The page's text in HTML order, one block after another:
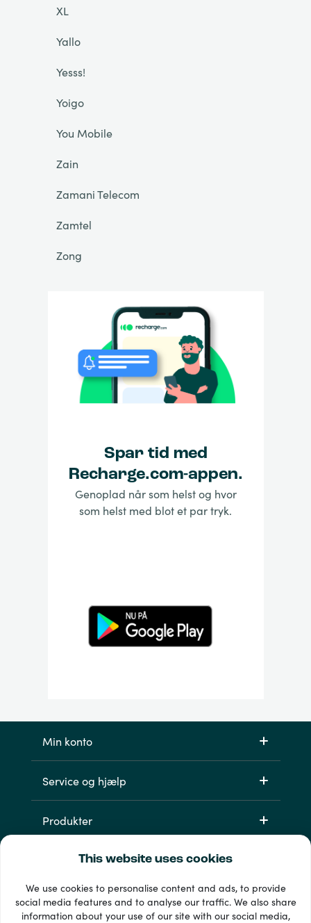
This website uses cookies
We use cookies to personalise content and ads, to provide
social media features and to analyse our traffic. We also share
information about your use of our site with our social media,
XL
Yallo
Yesss!
Yoigo
You Mobile
Zain
Zamani Telecom
Zamtel
Zong
Spar tid med
Recharge.com-appen.
Genoplad når som helst og hvor
som helst med blot et par tryk.
Min konto
Service og hjælp
Produkter